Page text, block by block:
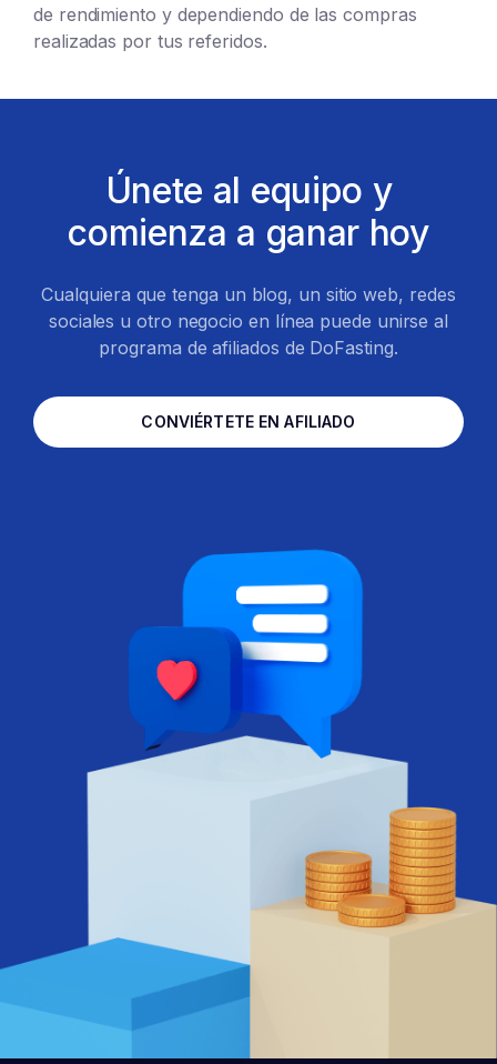
de rendimiento y dependiendo de las compras
realizadas por tus referidos.
Únete al equipo y
comienza a ganar hoy
Cualquiera que tenga un blog, un sitio web, redes
sociales u otro negocio en línea puede unirse al
programa de afiliados de DoFasting.
CONVIÉRTETE EN AFILIADO